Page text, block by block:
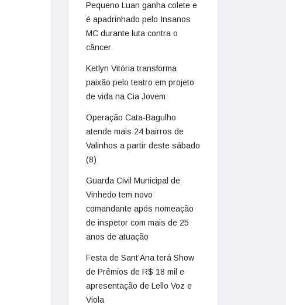
Pequeno Luan ganha colete e
é apadrinhado pelo Insanos
MC durante luta contra o
câncer
Ketlyn Vitória transforma
paixão pelo teatro em projeto
de vida na Cia Jovem
Operação Cata-Bagulho
atende mais 24 bairros de
Valinhos a partir deste sábado
(8)
Guarda Civil Municipal de
Vinhedo tem novo
comandante após nomeação
de inspetor com mais de 25
anos de atuação
Festa de Sant’Ana terá Show
de Prêmios de R$ 18 mil e
apresentação de Lello Voz e
Viola